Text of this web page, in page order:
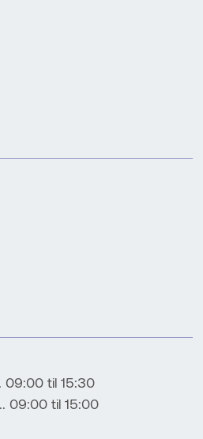
09:00 til 15:30
09:00 til 15:00